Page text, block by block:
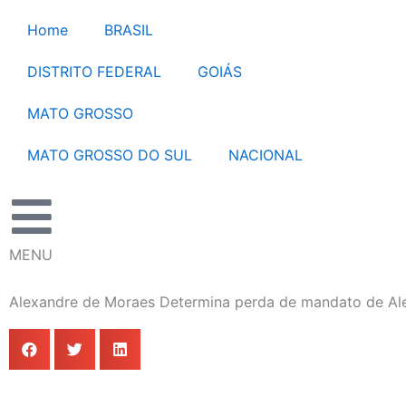
para
conteúdo
Home BRASIL
DISTRITO FEDERAL GOIÁS
MATO GROSSO
MATO GROSSO DO SUL NACIONAL
MENU
Alexandre de Moraes Determina perda de mandato de